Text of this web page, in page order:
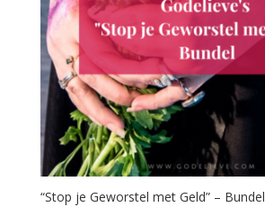
“Stop je Geworstel met Geld” – Bundel